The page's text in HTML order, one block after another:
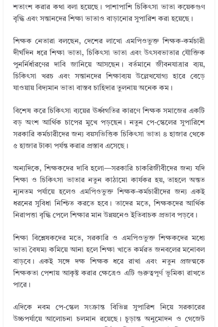
শতাংশ করার কথা বলা হয়েছে। পাশাপাশি চিকিৎসা ভাতা কয়েকগুণ
বৃদ্ধি এবং সন্তানদের শিক্ষা ভাতাও বাড়ানোর সুপারিশ করা হয়েছে।
শিক্ষক নেতারা বলছেন, দেশের লাখো এমপিওভুক্ত শিক্ষক-কর্মচারী
দীর্ঘদিন ধরে শিক্ষা ভাতা, চিকিৎসা ভাতা এবং উৎসবভাতার যৌক্তিক
পুনর্নির্ধারণের দাবি জানিয়ে আসছেন। বর্তমানে জীবনযাত্রার ব্যয়,
চিকিৎসা খরচ এবং সন্তানদের শিক্ষাব্যয় উল্লেখযোগ্য হারে বেড়ে
যাওয়ায় বিদ্যমান ভাতা বাস্তব চাহিদার তুলনায় অনেক কম।
বিশেষ করে চিকিৎসা ব্যয়ের ঊর্ধ্বগতির কারণে শিক্ষক সমাজের একটি
বড় অংশ আর্থিক চাপের মুখে পড়ছেন। নতুন পে-স্কেলের সুপারিশে
সরকারি কর্মচারীদের জন্য বয়সভিত্তিক চিকিৎসা ভাতা ৪ হাজার থেকে
৫ হাজার টাকা পর্যন্ত করার প্রস্তাব এসেছে।
অন্যদিকে, শিক্ষকদের দাবি হলো—সরকারি চাকরিজীবীদের জন্য যদি
শিক্ষা ও চিকিৎসা ভাতার নতুন কাঠামো কার্যকর হয়, তাহলে অন্তত
ন্যূনতম পর্যায়ে হলেও এমপিওভুক্ত শিক্ষক-কর্মচারীদের জন্য একই
ধরনের সুবিধা নিশ্চিত করতে হবে। তাদের মতে, শিক্ষকদের আর্থিক
নিরাপত্তা বৃদ্ধি পেলে শিক্ষার মান উন্নয়নেও ইতিবাচক প্রভাব পড়বে।
শিক্ষা বিশ্লেষকদের মতে, সরকারি ও এমপিওভুক্ত শিক্ষকদের মধ্যে
ভাতা বৈষম্য কমিয়ে আনা হলে শিক্ষা খাতে কর্মরত জনবলের মনোবল
বাড়বে। একই সঙ্গে দক্ষ শিক্ষক ধরে রাখা এবং নতুন প্রজন্মকে
শিক্ষকতা পেশায় আকৃষ্ট করার ক্ষেত্রেও এটি গুরুত্বপূর্ণ ভূমিকা রাখতে
পারে।
এদিকে নবম পে-স্কেল সংক্রান্ত বিভিন্ন সুপারিশ নিয়ে সরকারের
উচ্চপর্যায়ে আলোচনা চলমান রয়েছে। চূড়ান্ত অনুমোদন ও গেজেট